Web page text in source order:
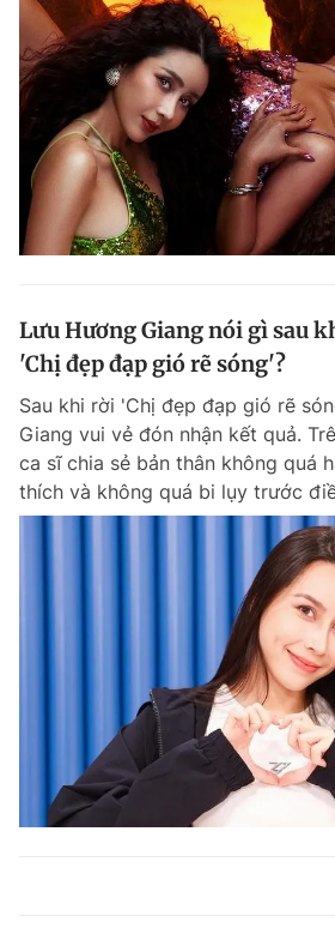
Lưu Hương Giang nói gì sau
'Chị đẹp đạp gió rẽ sóng'?
Sau khi rời 'Chị đẹp đạp gió rẽ
Giang vui vẻ đón nhận kết quả.
ca sĩ chia sẻ bản thân không quá
thích và không quá bi lụy trước